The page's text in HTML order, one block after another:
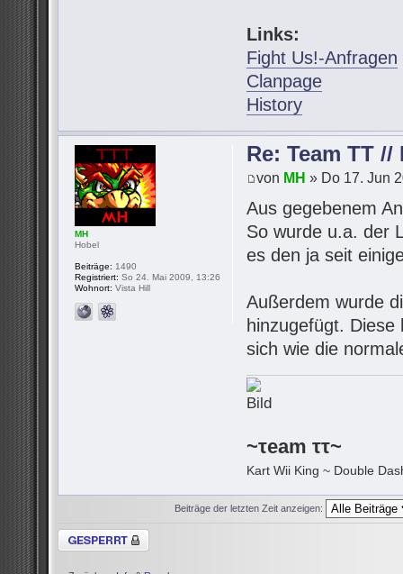
Links:
Fight Us!-Anfragen
Clanpage
History
Re: Team TT //
von MH » Do 17. Jun
Aus gegebenem
So wurde u.a. der
es den ja seit
Außerdem wurde
hinzugefügt. Diese
sich wie die
~τeam ττ~
Kart Wii King ~ Double
MH
Hobel
Beiträge: 1490
Registriert: So 24. Mai 2009, 13:26
Wohnort: Vista Hill
Beiträge der letzten Zeit anzeigen:
Thema gesperrt